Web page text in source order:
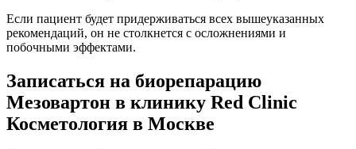
Если пациент будет придерживаться всех вышеуказанных
рекомендаций, он не столкнется с осложнениями и
побочными эффектами.
Записаться на биорепарацию
Мезовартон в клинику Red Clinic
Косметология в Москве